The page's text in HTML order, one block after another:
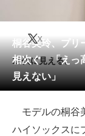
会員記事
メディア
注目記事を集め
ITの今と未来を
桐谷美玲、プリ
相次ぐ 「えっ
見えない」
X
10代に見える。
モデルの桐谷
ハイソックスに